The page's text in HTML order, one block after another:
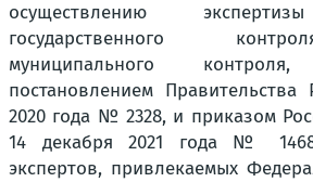
осуществлению
государственного
муниципального контроля,
постановлением
2020 года № 2328, и приказом
14 декабря 2021 года №
экспертов, привлекаемых